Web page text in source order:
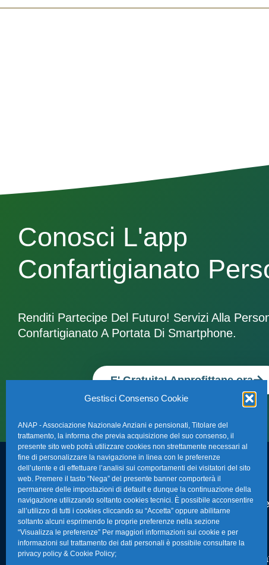
Gestisci Consenso Cookie
ANAP - Associazione Nazionale Anziani e pensionati, Titolare del
trattamento, la informa che previa acquisizione del suo consenso, il
presente sito web potrà utilizzare cookies non strettamente necessari al
fine di personalizzare la navigazione in linea con le preferenze
dell’utente e di effettuare l’analisi sui comportamenti dei visitatori del sito
web. Premere il tasto “Nega” del presente banner comporterà il
permanere delle impostazioni di default e dunque la continuazione della
navigazione utilizzando soltanto cookies tecnici. È possibile acconsentire
all’utilizzo di tutti i cookies cliccando su “Accetta” oppure abilitarne
soltanto alcuni esprimendo le proprie preferenze nella sezione
“Visualizza le preferenze” Per maggiori informazioni sui cookie e per
informazioni sul trattamento dei dati personali è possibile consultare la
privacy policy & Cookie Policy;
Conosci L'app
Confartigianato
Renditi Partecipe Del Futuro! Servizi Alla
Confartigianato A Portata Di Smartphone.
E' Gratuita! Approfittane ora
Sede Nazionale Anap Confartigianato:
Indirizzo: Via S. Giovanni in Laterano,
152 – 00184 Roma RM
Telefono: 0670374202
E-mail: anap@confartigianato.it
FAQ –
La nostra
Link Utili
TG